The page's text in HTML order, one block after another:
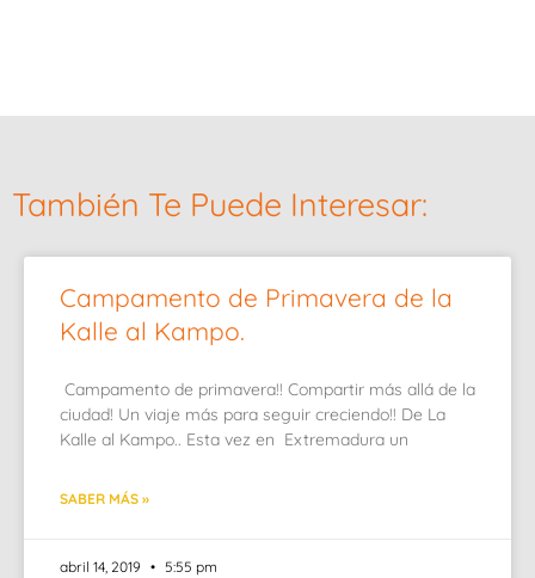
También Te Puede Interesar:
Campamento de Primavera de la
Kalle al Kampo.
Campamento de primavera!! Compartir más allá de la
ciudad! Un viaje más para seguir creciendo!! De La
Kalle al Kampo.. Esta vez en Extremadura un
SABER MÁS »
abril 14, 2019 5:55 pm